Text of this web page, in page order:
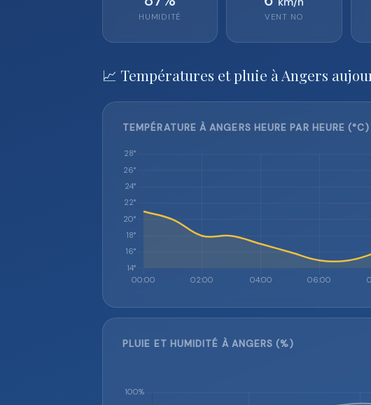
HUMIDITÉ VENT NO
📈 Températures et pluie à Angers
TEMPÉRATURE À ANGERS HEURE PAR HEURE (°C)
PLUIE ET HUMIDITÉ À ANGERS (%)